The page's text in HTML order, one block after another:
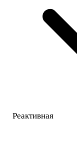
Реактивная